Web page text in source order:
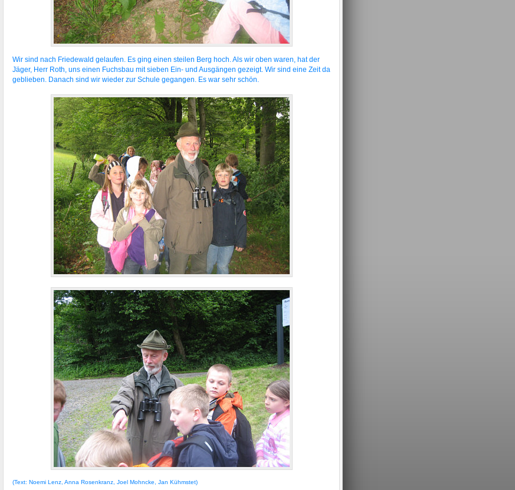
Wir sind nach Friedewald gelaufen. Es ging einen steilen Berg hoch. Als wir oben waren, hat der
Jäger, Herr Roth, uns einen Fuchsbau mit sieben Ein- und Ausgängen gezeigt. Wir sind eine Zeit da
geblieben. Danach sind wir wieder zur Schule gegangen. Es war sehr schön.
(Text: Noemi Lenz, Anna Rosenkranz, Joel Mohncke, Jan Kühmstet)